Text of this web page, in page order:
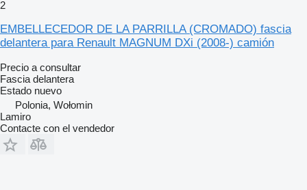
2
EMBELLECEDOR DE LA PARRILLA (CROMADO) fascia
delantera para Renault MAGNUM DXi (2008-) camión
Precio a consultar
Fascia delantera
Estado nuevo
Polonia, Wołomin
Lamiro
Contacte con el vendedor